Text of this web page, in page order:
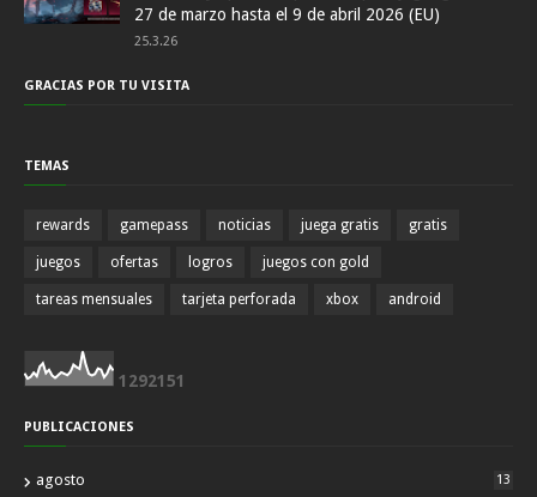
27 de marzo hasta el 9 de abril 2026 (EU)
25.3.26
GRACIAS POR TU VISITA
TEMAS
rewards gamepass noticias juega gratis gratis
juegos ofertas logros juegos con gold
tareas mensuales tarjeta perforada xbox android
1 292151
PUBLICACIONES
agosto 13